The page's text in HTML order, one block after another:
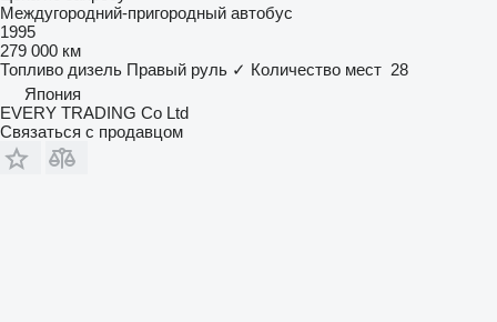
Междугородний-пригородный автобус
1995
279 000 км
Топливо дизель Правый руль ✓ Количество мест 28
Япония
EVERY TRADING Co Ltd
Связаться с продавцом